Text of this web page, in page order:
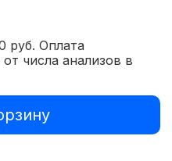
руб. Оплата
числа анализов в